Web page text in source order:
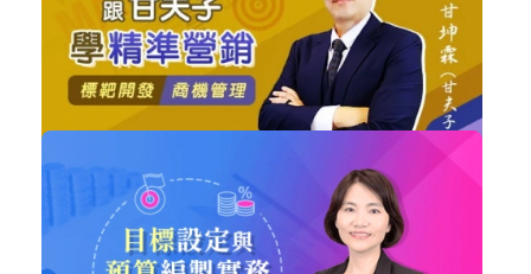
購買後有效期限：課程下架時
10109
跟甘夫子學精準營銷
職場賦能 加入購物車
購買後有效期限：課程下架時